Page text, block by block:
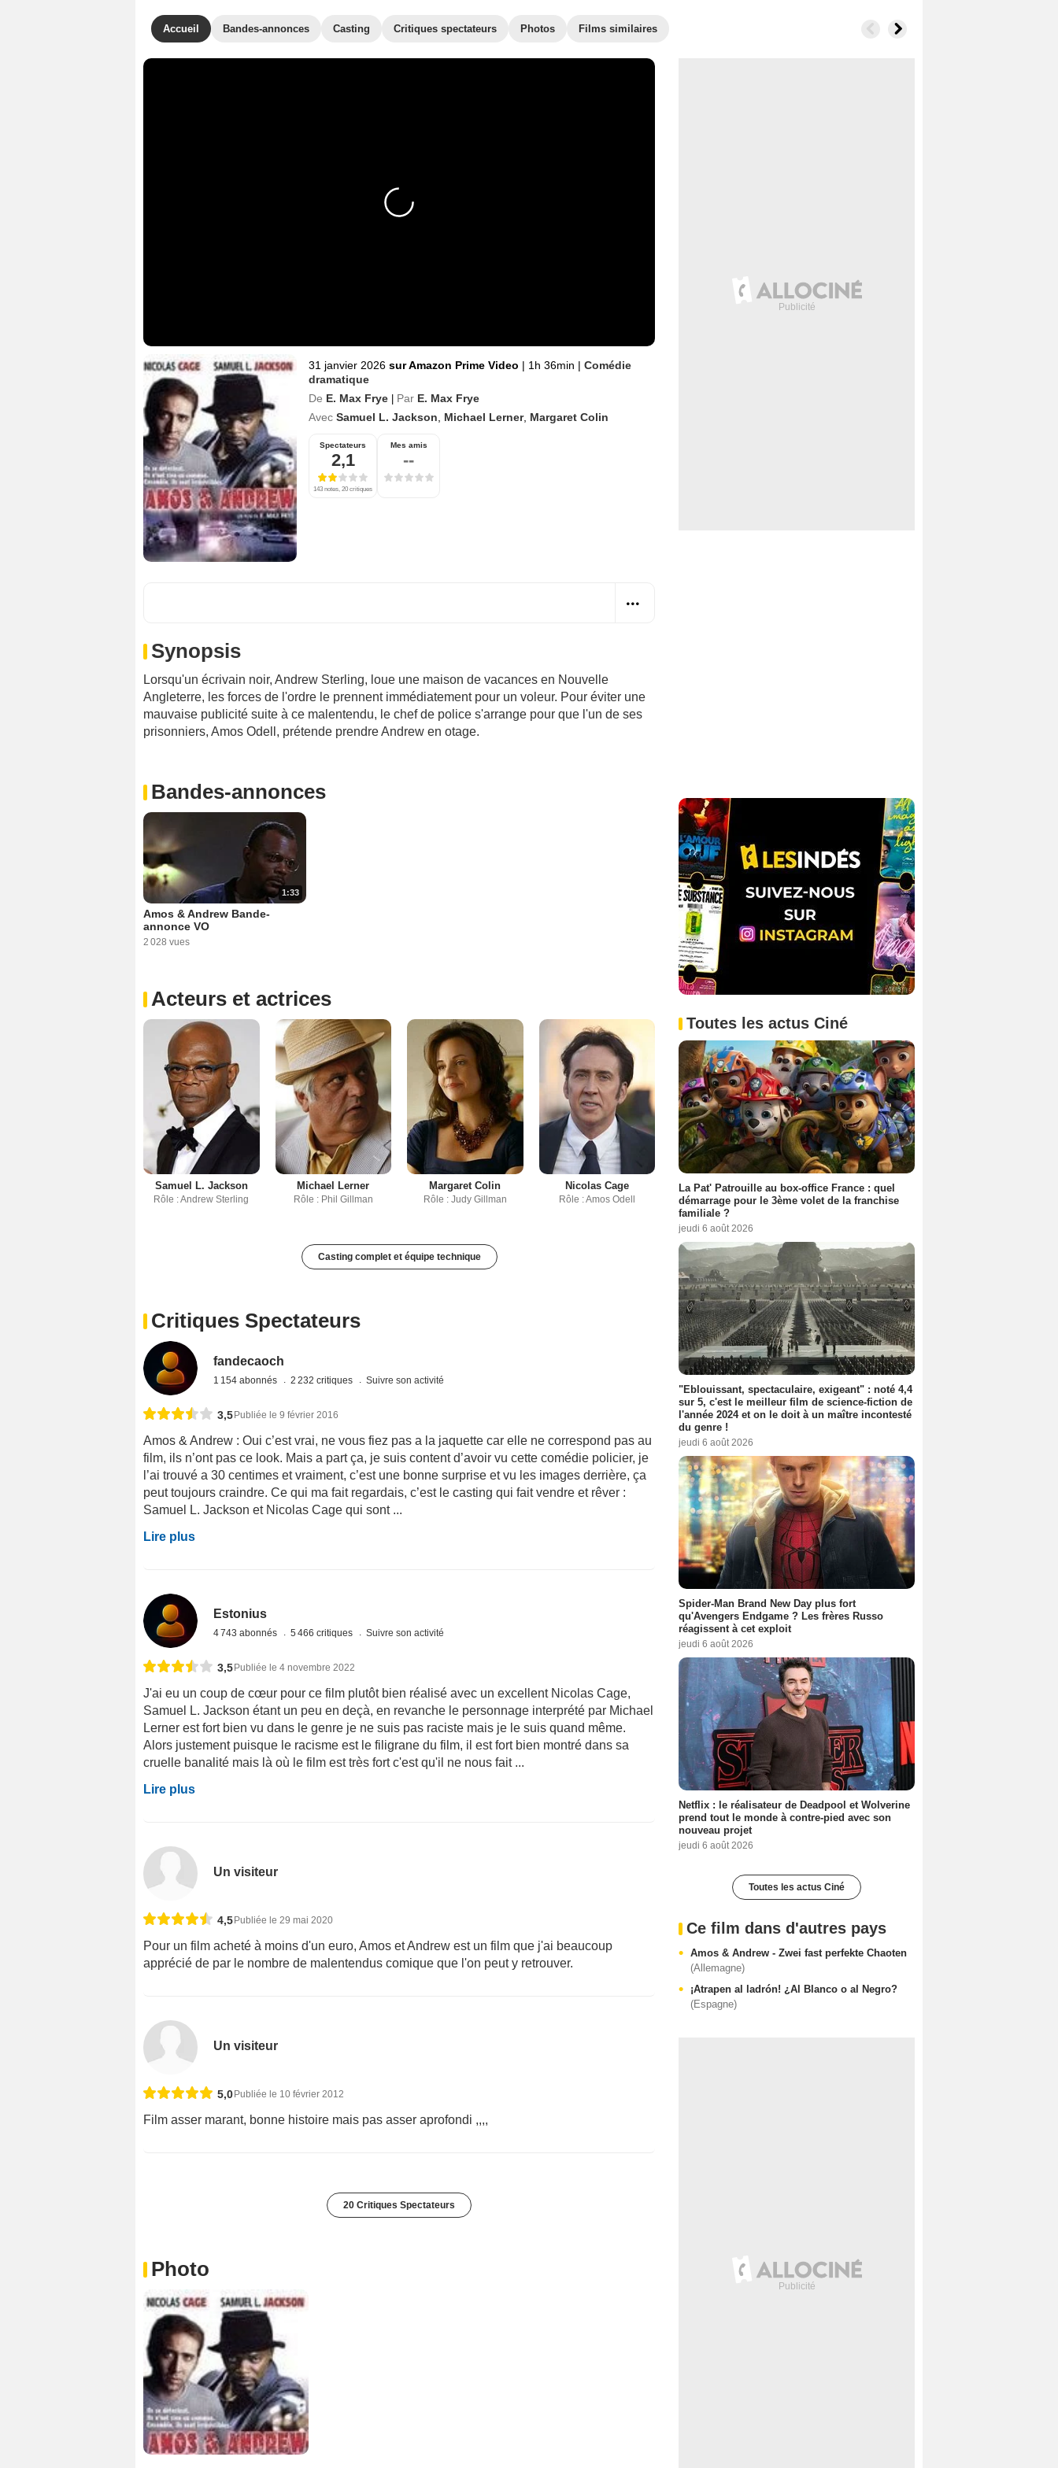
Accueil Bandes-annonces Casting Critiques spectateurs Photos Films similaires
31 janvier 2026 sur Amazon Prime Video | 1h 36min | Comédie
dramatique
De E. Max Frye | Par E. Max Frye
Avec Samuel L. Jackson Michael Lerner, Margaret Colin
Spectateurs
2,1
143 notes, 20 critiques
Mes amis
--
Synopsis
Lorsqu'un écrivain noir, Andrew Sterling, loue une maison de vacances en Nouvelle
Angleterre, les forces de l'ordre le prennent immédiatement pour un voleur. Pour éviter une
mauvaise publicité suite à ce malentendu, le chef de police s'arrange pour que l'un de ses
prisonniers, Amos Odell, prétende prendre Andrew en otage.
Bandes-annonces
1:33
Amos & Andrew Bande-
annonce VO
2 028 vues
Acteurs et actrices
Samuel L. Jackson
Rôle : Andrew Sterling
Michael Lerner
Rôle : Phil Gillman
Margaret Colin
Rôle : Judy Gillman
Nicolas Cage
Rôle : Amos Odell
Casting complet et équipe technique
Critiques Spectateurs
fandecaoch
1 154 abonnés 2 232 critiques Suivre son activité
3,5 Publiée le 9 février 2016
Amos & Andrew : Oui c’est vrai, ne vous fiez pas a la jaquette car elle ne correspond pas au
film, ils n’ont pas ce look. Mais a part ça, je suis content d’avoir vu cette comédie policier, je
l’ai trouvé a 30 centimes et vraiment, c’est une bonne surprise et vu les images derrière, ça
peut toujours craindre. Ce qui ma fait regardais, c’est le casting qui fait vendre et rêver :
Samuel L. Jackson et Nicolas Cage qui sont ...
Lire plus
Estonius
4 743 abonnés 5 466 critiques Suivre son activité
3,5 Publiée le 4 novembre 2022
J'ai eu un coup de cœur pour ce film plutôt bien réalisé avec un excellent Nicolas Cage,
Samuel L. Jackson étant un peu en deçà, en revanche le personnage interprété par Michael
Lerner est fort bien vu dans le genre je ne suis pas raciste mais je le suis quand même.
Alors justement puisque le racisme est le filigrane du film, il est fort bien montré dans sa
cruelle banalité mais là où le film est très fort c'est qu'il ne nous fait ...
Lire plus
Un visiteur
4,5 Publiée le 29 mai 2020
Pour un film acheté à moins d'un euro, Amos et Andrew est un film que j'ai beaucoup
apprécié de par le nombre de malentendus comique que l'on peut y retrouver.
Un visiteur
5,0 Publiée le 10 février 2012
Film asser marant, bonne histoire mais pas asser aprofondi ,,,,
20 Critiques Spectateurs
Photo
Toutes les actus Ciné
La Pat' Patrouille au box-office France : quel
démarrage pour le 3ème volet de la franchise
familiale ?
jeudi 6 août 2026
"Eblouissant, spectaculaire, exigeant" : noté 4,4
sur 5, c'est le meilleur film de science-fiction de
l'année 2024 et on le doit à un maître incontesté
du genre !
jeudi 6 août 2026
Spider-Man Brand New Day plus fort
qu'Avengers Endgame ? Les frères Russo
réagissent à cet exploit
jeudi 6 août 2026
Netflix : le réalisateur de Deadpool et Wolverine
prend tout le monde à contre-pied avec son
nouveau projet
jeudi 6 août 2026
Toutes les actus Ciné
Ce film dans d'autres pays
Amos & Andrew - Zwei fast perfekte Chaoten
(Allemagne)
¡Atrapen al ladrón! ¿Al Blanco o al Negro?
(Espagne)